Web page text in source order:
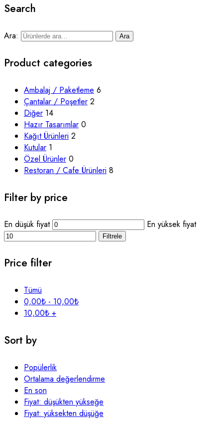
Search
Ara: Ara
Product categories
Ambalaj / Paketleme 6
Çantalar / Poşetler 2
Diğer 14
Hazır Tasarımlar 0
Kağıt Ürünleri 2
Kutular 1
Özel Ürünler 0
Restoran / Cafe Ürünleri 8
Filter by price
En düşük fiyat En yüksek fiyat
Filtrele
Price filter
Tümü
0,00₺ - 10,00₺
10,00₺ +
Sort by
Popülerlik
Ortalama değerlendirme
En son
Fiyat: düşükten yükseğe
Fiyat: yüksekten düşüğe